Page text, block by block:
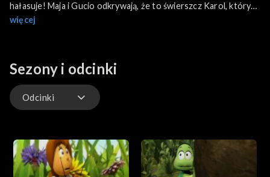
hałasuje! Maja i Gucio odkrywają, że to świerszcz Karol, który
próbuje zaprosić Lilkę na bal, ale wciąż wysyła niewłaściwą
więcej
Sezony i odcinki
Odcinki